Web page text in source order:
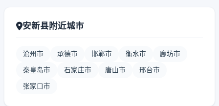
安新县附近城市
沧州市 承德市 邯郸市 衡水市 廊坊市
秦皇岛市 石家庄市 唐山市 邢台市
张家口市